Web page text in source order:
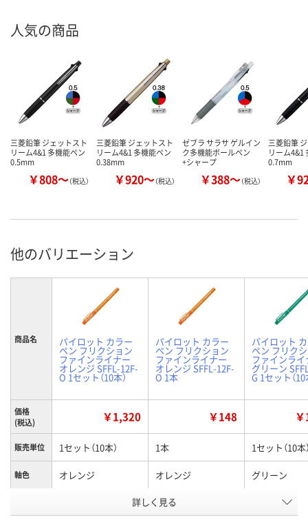
人気の商品
三菱鉛筆 ジェットスト
リーム4&1 多機能ペン
0.5mm
￥808～（税込）
三菱鉛筆 ジェットスト
リーム4&1 多機能ペン
0.38mm
￥920～（税込）
ゼブラ サラサ ゲルイン
ク多機能ボールペン
+シャープ
￥388～（税込）
三菱鉛筆
リーム4&1
0.7mm
￥
他のバリエーション
商品名 パイロット カラー
ペン フリクション
ファインライナー
オレンジ SFFL-12F-
O 1セット（10本）
パイロット カラー
ペン フリクション
ファインライナー
オレンジ SFFL-12F-
O 1本
パイロット
ペン フリク
ファインライ
グリーン
G 1セット（10
価格
(税込)
￥1,320 ￥148
販売単位 1セット（10本） 1本 1セット（10本
軸色 オレンジ オレンジ グリーン
EU53319 EU53373
詳しく見る